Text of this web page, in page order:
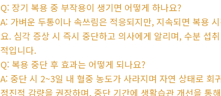
Q: 장기 복용 중 부작용이 생기면 어떻게 하나요?
A: 가벼운 두통이나 속쓰림은 적응되지만, 지속되면 복용
요. 심각 증상 시 즉시 중단하고 의사에게 알리며, 수분 섭
적입니다.
Q: 복용 중단 후 효과는 어떻게 되나요?
A: 중단 시 2~3일 내 혈중 농도가 사라지며 자연 상태로
점진적 감량을 권장하며, 중단 기간에 생활습관 개선을 통